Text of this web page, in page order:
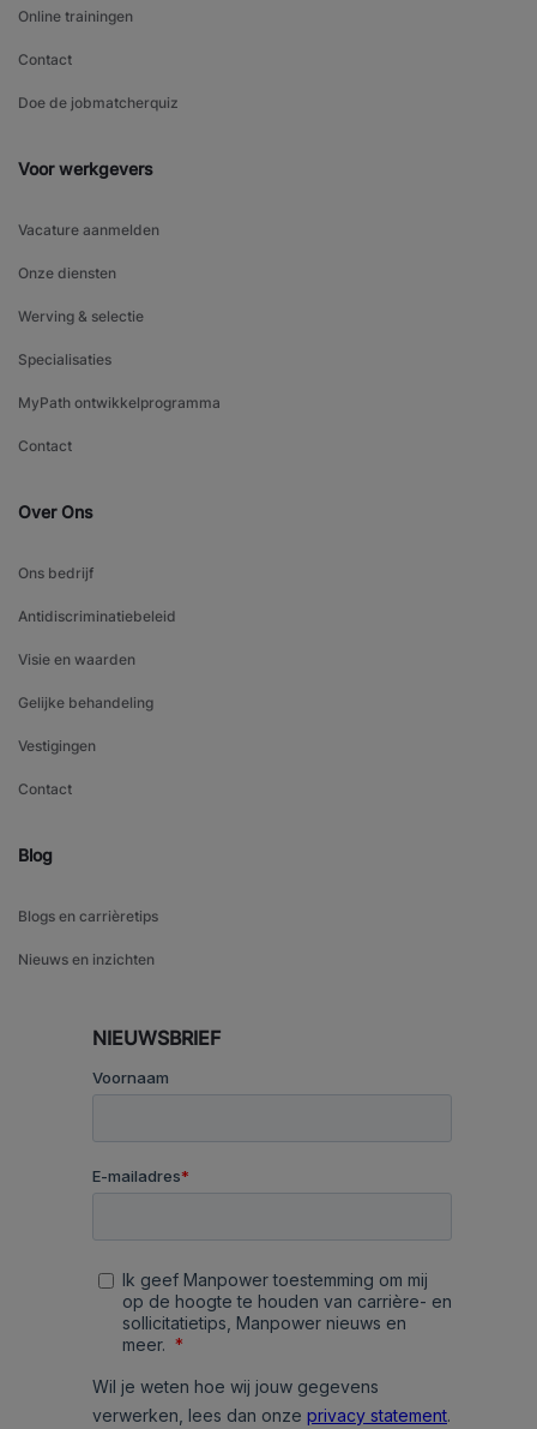
Online trainingen
Contact
Doe de jobmatcherquiz
Voor werkgevers
Vacature aanmelden
Onze diensten
Werving & selectie
Specialisaties
MyPath ontwikkelprogramma
Contact
Over Ons
Ons bedrijf
Antidiscriminatiebeleid
Visie en waarden
Gelijke behandeling
Vestigingen
Contact
Blog
Blogs en carrièretips
Nieuws en inzichten
NIEUWSBRIEF